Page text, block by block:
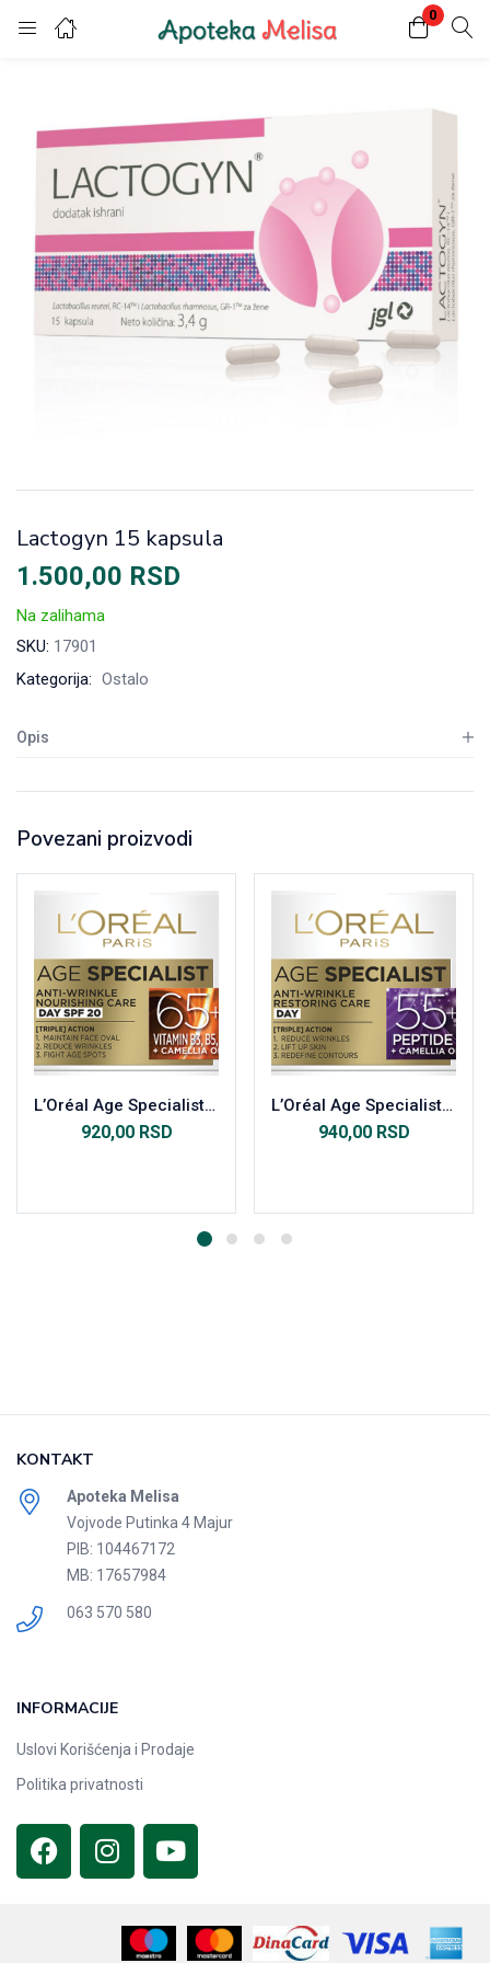
0
Login Register
Enter your username and password to login.
Remember me Lost password?
Lactogyn 15 kapsula
1.500,00 RSD
Na zalihama
SKU: 17901
Kategorija: Ostalo
Opis
Povezani proizvodi
L’Oréal Age Specialist 65+ dnevna krema 50ml
920,00 RSD
L’Oréal Age Specialist 55+ dnevna krema 50ml
940,00 RSD
KONTAKT
Apoteka Melisa
Vojvode Putinka 4 Majur
PIB: 104467172
MB: 17657984
063 570 580
INFORMACIJE
Uslovi Korišćenja i Prodaje
Politika privatnosti